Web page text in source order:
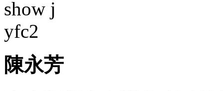
陳永芳